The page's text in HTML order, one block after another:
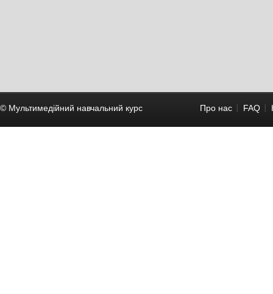
© Мультимедійний навчальний курc Про нас FAQ